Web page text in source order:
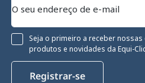
Seja o primeiro a receber
produtos e novidades da Equi-
Registrar-se